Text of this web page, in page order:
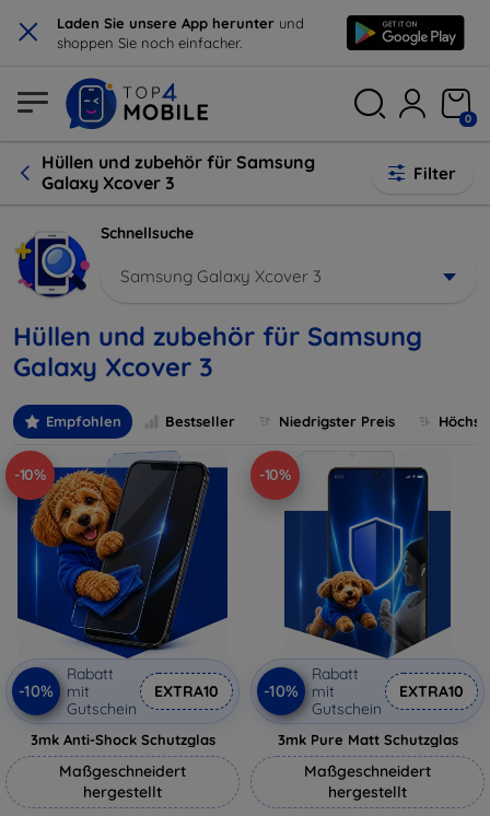
× Laden Sie unsere App herunter und
shoppen Sie noch einfacher.
0
Hüllen und zubehör für Samsung
Galaxy Xcover 3
Filter
Schnellsuche
Samsung Galaxy Xcover 3
Hüllen und zubehör für Samsung
Galaxy Xcover 3
Empfohlen Bestseller Niedrigster Preis
-10%
-10%
Rabatt
mit
Gutschein
EXTRA10
3mk Anti-Shock Schutzglas
Maßgeschneidert
hergestellt
-10%
-10%
Rabatt
mit
Gutschein
EXTRA10
3mk Pure Matt Schutzglas
Maßgeschneidert
hergestellt